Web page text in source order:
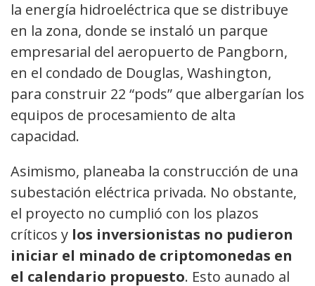
la energía hidroeléctrica que se distribuye
en la zona, donde se instaló un parque
empresarial del aeropuerto de Pangborn,
en el condado de Douglas, Washington,
para construir 22 “pods” que albergarían los
equipos de procesamiento de alta
capacidad.
Asimismo, planeaba la construcción de una
subestación eléctrica privada. No obstante,
el proyecto no cumplió con los plazos
críticos y los inversionistas no pudieron
iniciar el minado de criptomonedas en
el calendario propuesto. Esto aunado al